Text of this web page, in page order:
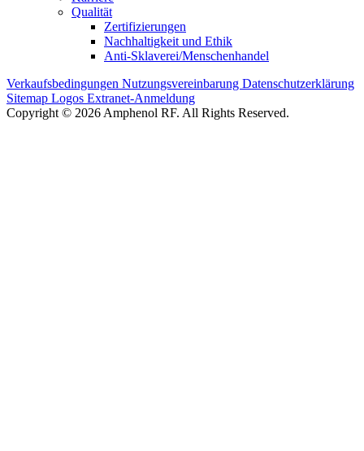
Qualität
Zertifizierungen
Nachhaltigkeit und Ethik
Anti-Sklaverei/Menschenhandel
Verkaufsbedingungen Nutzungsvereinbarung Datenschutzerklärung
Sitemap Logos Extranet-Anmeldung
Copyright © 2026 Amphenol RF. All Rights Reserved.